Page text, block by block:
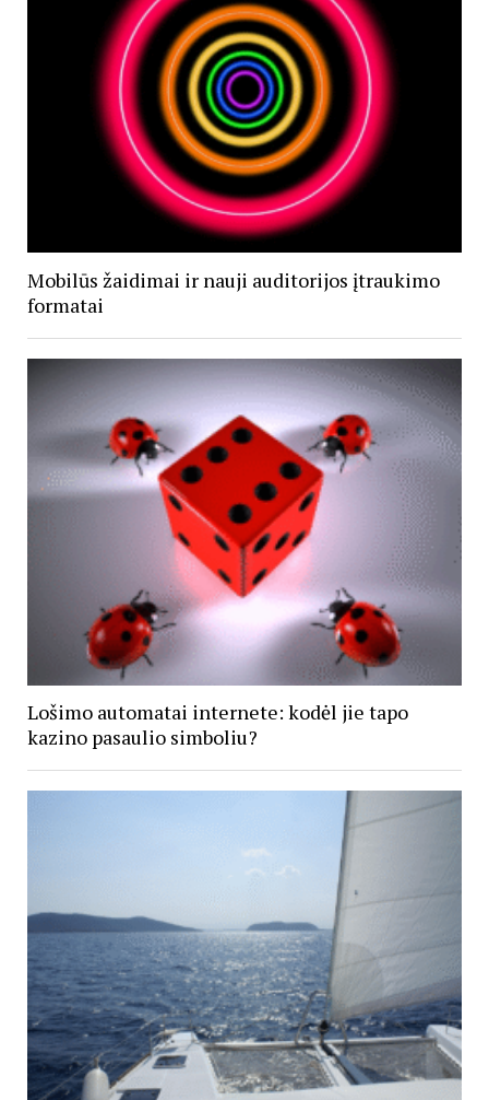
Mobilūs žaidimai ir nauji auditorijos įtraukimo
formatai
Lošimo automatai internete: kodėl jie tapo
kazino pasaulio simboliu?